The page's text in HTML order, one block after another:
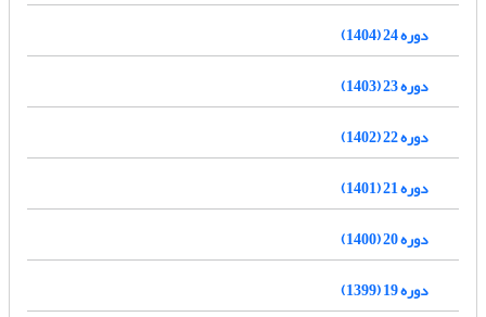
دوره 24 (1404)
دوره 23 (1403)
دوره 22 (1402)
دوره 21 (1401)
دوره 20 (1400)
دوره 19 (1399)